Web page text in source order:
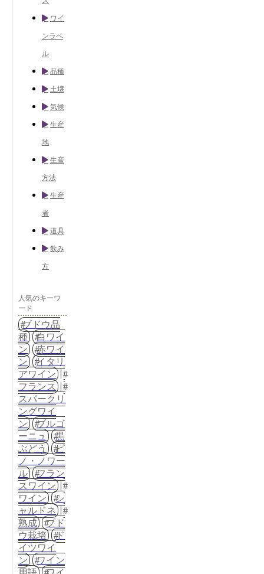
ワイ
ンラベ
ル
品種
土壌
気候
生産
地
生産
方法
生産
者
道具
飲み
方
人気のキーワ
ード
ブドウ品
種
白ワイ
ン
赤ワイ
ン
イタリ
アワイン
フランス
スパークリ
ングワイ
ン
ブルゴ
ーニュ
黒
ぶどう
ピ
ノ・ノワー
ル
フラン
スワイン
ワイン
シ
ャルドネ
熟成
ブド
ウ栽培
ド
イツワイ
ン
ワイン